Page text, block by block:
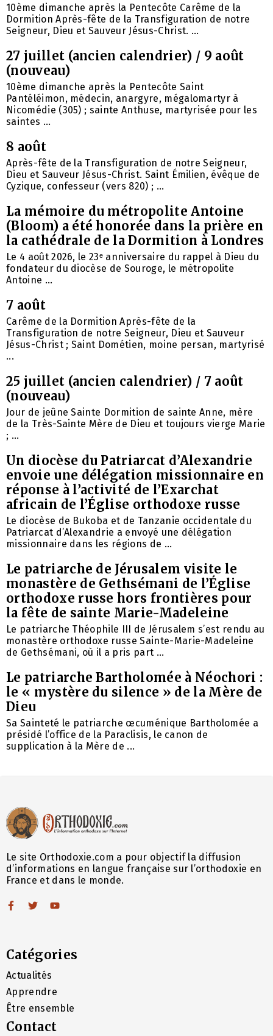
10ème dimanche après la Pentecôte Carême de la
Dormition Après-fête de la Transfiguration de notre
Seigneur, Dieu et Sauveur Jésus-Christ. ...
27 juillet (ancien calendrier) / 9 août
(nouveau)
10ème dimanche après la Pentecôte Saint
Pantéléimon, médecin, anargyre, mégalomartyr à
Nicomédie (305) ; sainte Anthuse, martyrisée pour les
saintes ...
8 août
Après-fête de la Transfiguration de notre Seigneur,
Dieu et Sauveur Jésus-Christ. Saint Émilien, évêque de
Cyzique, confesseur (vers 820) ; ...
La mémoire du métropolite Antoine
(Bloom) a été honorée dans la prière en
la cathédrale de la Dormition à Londres
Le 4 août 2026, le 23ᵉ anniversaire du rappel à Dieu du
fondateur du diocèse de Souroge, le métropolite
Antoine ...
7 août
Carême de la Dormition Après-fête de la
Transfiguration de notre Seigneur, Dieu et Sauveur
Jésus-Christ ; Saint Dométien, moine persan, martyrisé
...
25 juillet (ancien calendrier) / 7 août
(nouveau)
Jour de jeûne Sainte Dormition de sainte Anne, mère
de la Très-Sainte Mère de Dieu et toujours vierge Marie
; ...
Un diocèse du Patriarcat d’Alexandrie
envoie une délégation missionnaire en
réponse à l’activité de l’Exarchat
africain de l’Église orthodoxe russe
Le diocèse de Bukoba et de Tanzanie occidentale du
Patriarcat d’Alexandrie a envoyé une délégation
missionnaire dans les régions de ...
Le patriarche de Jérusalem visite le
monastère de Gethsémani de l’Église
orthodoxe russe hors frontières pour
la fête de sainte Marie-Madeleine
Le patriarche Théophile III de Jérusalem s’est rendu au
monastère orthodoxe russe Sainte-Marie-Madeleine
de Gethsémani, où il a pris part ...
Le patriarche Bartholomée à Néochori :
le « mystère du silence » de la Mère de
Dieu
Sa Sainteté le patriarche œcuménique Bartholomée a
présidé l’office de la Paraclisis, le canon de
supplication à la Mère de ...
Le site Orthodoxie.com a pour objectif la diffusion
d’informations en langue française sur l’orthodoxie en
France et dans le monde.
Catégories
Actualités
Apprendre
Être ensemble
Contact